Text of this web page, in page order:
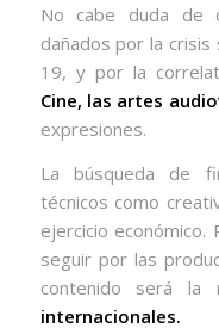
No cabe duda de
dañados por la crisis
19, y por la
Cine, las artes
expresiones.
La búsqueda de
técnicos como
ejercicio
seguir por las
contenido será la
internacionales.